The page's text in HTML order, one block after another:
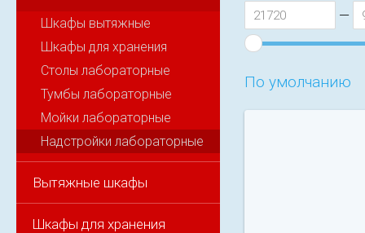
Шкафы вытяжные
Шкафы для хранения
Столы лабораторные
Тумбы лабораторные
Мойки лабораторные
Надстройки лабораторные
Вытяжные шкафы
Шкафы для хранения
—
По умолчанию